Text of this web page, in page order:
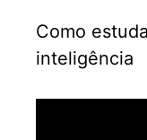
Como
inteligência